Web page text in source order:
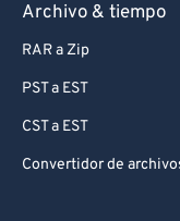
Archivo & tiempo
RAR a Zip
PST a EST
CST a EST
Convertidor de